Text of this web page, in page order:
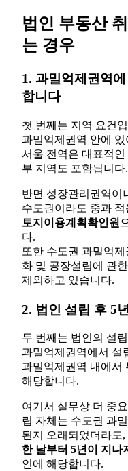
법인 부동산
는 경우
1. 과밀억제권역
합니다
첫 번째는 지역 요건
과밀억제권역 안에 있
서울 전역은 대표적인
부 지역도 포함됩니다.
반면 성장관리권역이
수도권이라도 중과
토지이용계획확인원
다.
또한 수도권 과밀억
화 및 공장설립에 관
제외하고 있습니다.
2. 법인 설립 후 5
두 번째는 법인의 설
과밀억제권역에서 설
과밀억제권역 내에서
해당합니다.
여기서 실무상 더 중
립 자체는 수도권 과
된지 오래되었더라도,
한 날부터 5년이 지나
인에 해당합니다.